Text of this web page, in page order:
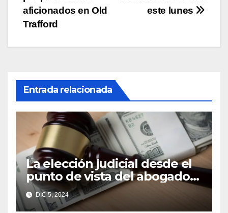
este lunes
aficionados en Old
Trafford
Entrada relacionada
La elección judicial desde el
punto de vista del abogado
Edgar Galindo Macedo
DIC 5, 2024